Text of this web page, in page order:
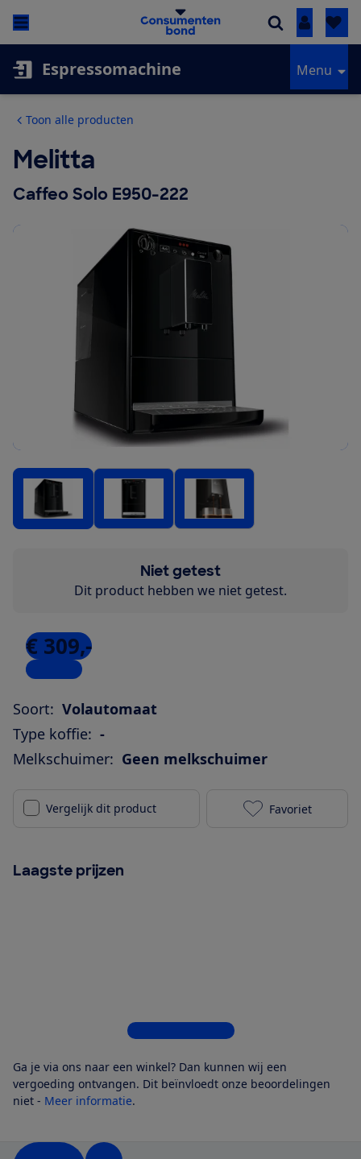
Inloggen
Espressomachine Menu
Toon alle producten
Melitta
Caffeo Solo E950-222
Niet getest
Dit product hebben we niet getest.
€ 309,-
4 winkels
Soort: Volautomaat
Type koffie: -
Melkschuimer: Geen melkschuimer
Vergelijk dit product Melitta
Favoriet
Laagste prijzen
Bekijk alle 4 winkels
Ga je via ons naar een winkel? Dan kunnen wij een
vergoeding ontvangen. Dit beïnvloedt onze beoordelingen
niet - Meer informatie.